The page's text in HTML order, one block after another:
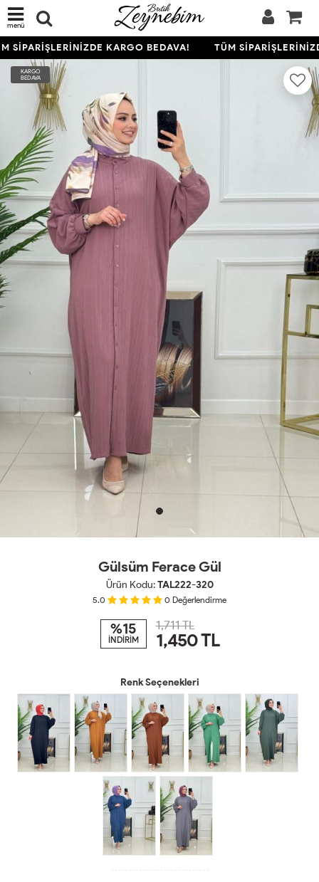
menü
SİPARİŞLERİNİZDE KARGO BEDAVA! TÜM
KARGO
BEDAVA
Gülsüm Ferace Gül
Ürün Kodu:TAL222-320
5.0 0 Değerlendirme
%15
İNDİRİM
1,711 TL
1,450TL
Renk Seçenekleri